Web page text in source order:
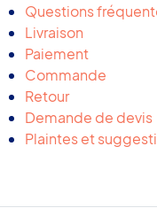
Questions
Livraison
Paiement
Commande
Retour
Demande de devis
Plaintes et